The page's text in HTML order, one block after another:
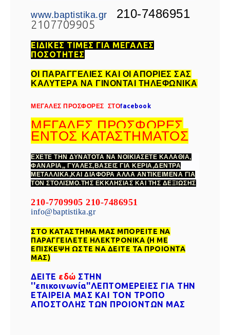
www.baptistika.gr 210-7486951
2107709905
ΕΙΔΙΚΕΣ ΤΙΜΕΣ ΓΙΑ ΜΕΓΑΛΕΣ
ΠΟΣΟΤΗΤΕΣ
ΟΙ ΠΑΡΑΓΓΕΛΙΕΣ ΚΑΙ ΟΙ ΑΠΟΡΙΕΣ ΣΑΣ
ΚΑΛΥΤΕΡΑ ΝΑ ΓΙΝΟΝΤΑΙ ΤΗΛΕΦΩΝΙΚΑ
ΜΕΓΑΛΕΣ ΠΡΟΣΦΟΡΕΣ ΣΤΟfacebook
ΜΕΓΑΛΕΣ ΠΡΟΣΦΟΡΕΣ
ΕΝΤΟΣ ΚΑΤΑΣΤΗΜΑΤΟΣ
ΕΧΕΤΕ ΤΗΝ ΔΥΝΑΤΟΤΑ ΝΑ ΝΟΙΚΙΑΣΕΤΕ ΚΑΛΑΘΙΑ,
ΦΑΝΑΡΙΑ,, ΓΥΑΛΕΣ,ΒΑΣΕΙΣ ΓΙΑ ΚΕΡΙΑ,ΔΕΝΤΡΑ
ΜΕΤΑΛΛΙΚΑ,ΚΑΙ ΔΙΑΦΟΡΑ ΑΛΛΑ ΑΝΤΙΚΕΙΜΕΝΑ ΓΙΑ
ΤΟΝ ΣΤΟΛΙΣΜΟ.ΤΗΣ ΕΚΚΛΗΣΙΑΣ ΚΑΙ ΤΗΣ ΔΕΞΙΩΣΗΣ
210-7709905 210-7486951
info@baptistika.gr
ΣΤΟ ΚΑΤΑΣΤΗΜΑ ΜΑΣ ΜΠΟΡΕΙΤΕ ΝΑ
ΠΑΡΑΓΓΕΙΛΕΤΕ ΗΛΕΚΤΡΟΝΙΚΑ (Η ΜΕ
ΕΠΙΣΚΕΨΗ ΩΣΤΕ ΝΑ ΔΕΙΤΕ ΤΑ ΠΡΟΙΟΝΤΑ
ΜΑΣ)
ΔΕΙΤΕ εδώ ΣΤΗΝ
''επικοινωνία''ΛΕΠΤΟΜΕΡΕΙΕΣ ΓΙΑ ΤΗΝ
ΕΤΑΙΡΕΙΑ ΜΑΣ ΚΑΙ ΤΟΝ ΤΡΟΠΟ
ΑΠΟΣΤΟΛΗΣ ΤΩΝ ΠΡΟΙΟΝΤΩΝ ΜΑΣ